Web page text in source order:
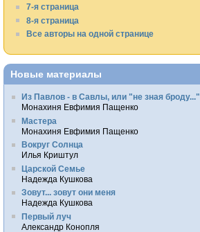
7-я страница
8-я страница
Все авторы на одной странице
Новые материалы
Из Павлов - в Савлы, или "не зная броду..."
Монахиня Евфимия Пащенко
Мастера
Монахиня Евфимия Пащенко
Вокруг Солнца
Илья Криштул
Царской Семье
Надежда Кушкова
Зовут... зовут они меня
Надежда Кушкова
Первый луч
Александр Конопля